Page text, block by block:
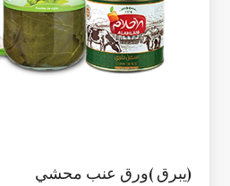
(يبرق )ورق عنب محشي